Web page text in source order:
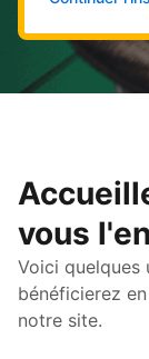
vous
Voici quelques
bénéficierez
notre site.